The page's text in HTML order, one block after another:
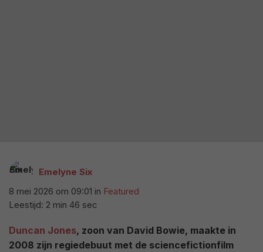
Emelyne Six
8 mei 2026 om 09:01 in Featured
Leestijd: 2 min 46 sec
Duncan Jones, zoon van David Bowie, maakte in
2008 zijn regiedebuut met de sciencefictionfilm